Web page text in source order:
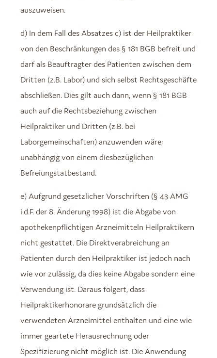
auszuweisen.
d) In dem Fall des Absatzes c) ist der Heilpraktiker
von den Beschränkungen des § 181 BGB befreit und
darf als Beauftragter des Patienten zwischen dem
Dritten (z.B. Labor) und sich selbst Rechtsgeschäfte
abschließen. Dies gilt auch dann, wenn § 181 BGB
auch auf die Rechtsbeziehung zwischen
Heilpraktiker und Dritten (z.B. bei
Laborgemeinschaften) anzuwenden wäre;
unabhängig von einem diesbezüglichen
Befreiungstatbestand.
e) Aufgrund gesetzlicher Vorschriften (§ 43 AMG
i.d.F. der 8. Änderung 1998) ist die Abgabe von
apothekenpflichtigen Arzneimitteln Heilpraktikern
nicht gestattet. Die Direktverabreichung an
Patienten durch den Heilpraktiker ist jedoch nach
wie vor zulässig, da dies keine Abgabe sondern eine
Verwendung ist. Daraus folgert, dass
Heilpraktikerhonorare grundsätzlich die
verwendeten Arzneimittel enthalten und eine wie
immer geartete Herausrechnung oder
Spezifizierung nicht möglich ist. Die Anwendung